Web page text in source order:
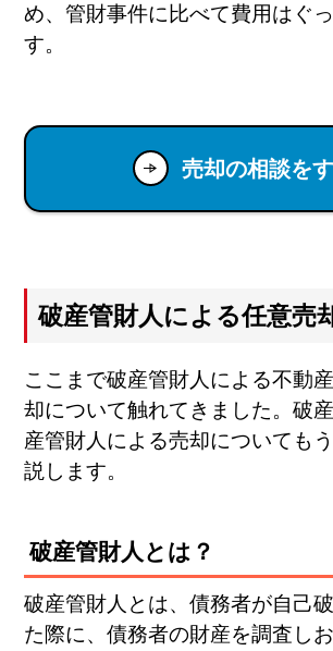
め、管財事件に比べて費用はぐ
す。
売却の相談を
破産管財人による任意売
ここまで破産管財人による不動
却について触れてきました。破
産管財人による売却についても
説します。
破産管財人とは？
破産管財人とは、債務者が自己
た際に、債務者の財産を調査し